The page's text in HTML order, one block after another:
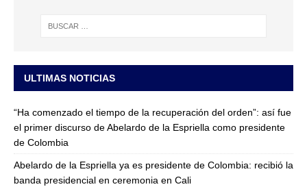
ULTIMAS NOTICIAS
“Ha comenzado el tiempo de la recuperación del orden”: así fue
el primer discurso de Abelardo de la Espriella como presidente
de Colombia
Abelardo de la Espriella ya es presidente de Colombia: recibió la
banda presidencial en ceremonia en Cali